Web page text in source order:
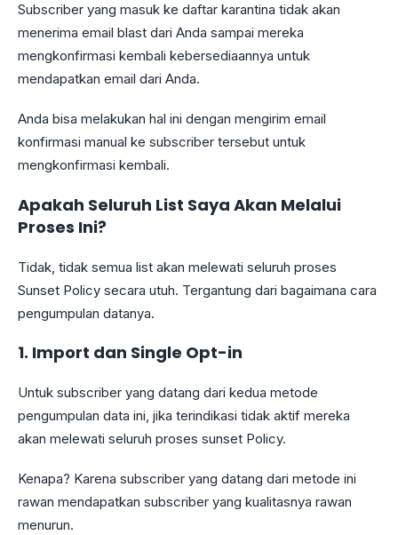
Subscriber yang masuk ke daftar karantina tidak akan
menerima email blast dari Anda sampai mereka
mengkonfirmasi kembali kebersediaannya untuk
mendapatkan email dari Anda.
Anda bisa melakukan hal ini dengan mengirim email
konfirmasi manual ke subscriber tersebut untuk
mengkonfirmasi kembali.
Apakah Seluruh List Saya Akan Melalui
Proses Ini?
Tidak, tidak semua list akan melewati seluruh proses
Sunset Policy secara utuh. Tergantung dari bagaimana cara
pengumpulan datanya.
1. Import dan Single Opt-in
Untuk subscriber yang datang dari kedua metode
pengumpulan data ini, jika terindikasi tidak aktif mereka
akan melewati seluruh proses sunset Policy.
Kenapa? Karena subscriber yang datang dari metode ini
rawan mendapatkan subscriber yang kualitasnya rawan
menurun.